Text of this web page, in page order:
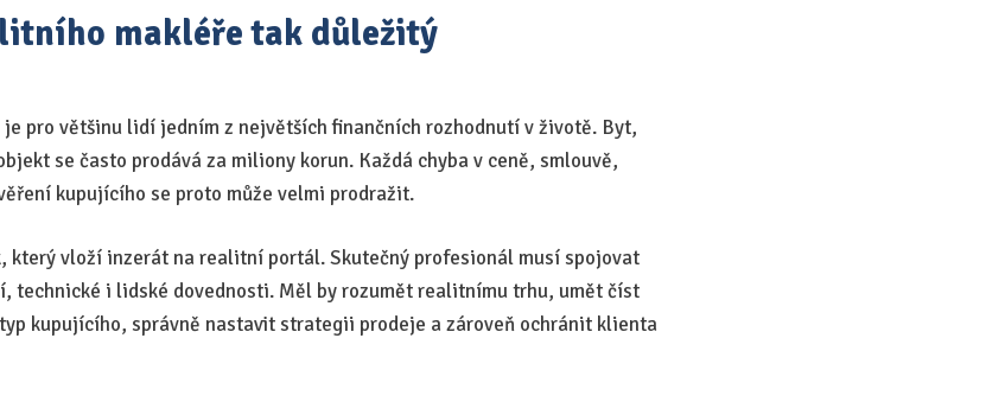
makléře tak důležitý
pro většinu lidí jedním z největších finančních rozhodnutí v životě. Byt,
se často prodává za miliony korun. Každá chyba v ceně, smlouvě,
kupujícího se proto může velmi prodražit.
který vloží inzerát na realitní portál. Skutečný profesionál musí spojovat
technické i lidské dovednosti. Měl by rozumět realitnímu trhu, umět číst
kupujícího, správně nastavit strategii prodeje a zároveň ochránit klienta